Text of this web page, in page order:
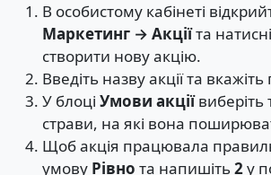
В особистому кабінеті
Маркетинг → Акціїта
створити нову акцію.
Введіть назву акції та вкажіть
У блоці Умови акціївиберіть
страви, на які вона
Щоб акція працювала
умову Рівно та напишіть2у